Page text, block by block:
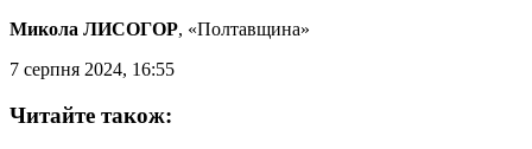
Микола ЛИСОГОР, «Полтавщина»
7 серпня 2024, 16:55
Читайте також: